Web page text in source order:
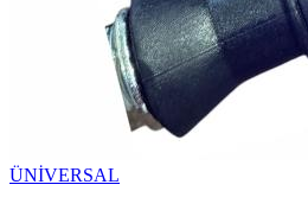
ÜNİVERSAL